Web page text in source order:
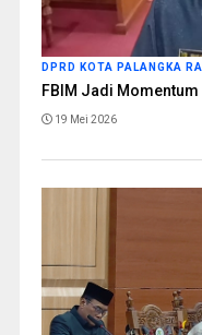
DPRD KOTA PALANGKA
FBIM Jadi
19 Mei 2026